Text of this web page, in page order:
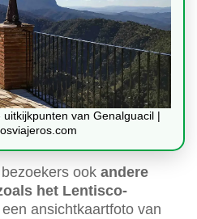
van Genalguacil |
ook andere
het Lentisco-
ansichtkaartfoto van